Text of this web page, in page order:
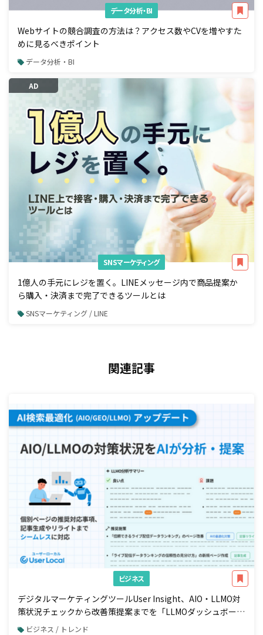
データ分析・BI
Webサイトの競合調査の方法は？アクセス数やCVを増やすた
めに見るべきポイント
データ分析・BI
AD
SNSマーケティング
1億人の手元にレジを置く。LINEメッセージ内で商品提案か
ら購入・決済まで完了できるツールとは
SNSマーケティング / LINE
関連記事
ビジネス
デジタルマーケティングツールUser Insight、AIO・LLMO対
策状況チェックから改善策提案までを「LLMOダッシュボー
ド」で一元管理
ビジネス / トレンド